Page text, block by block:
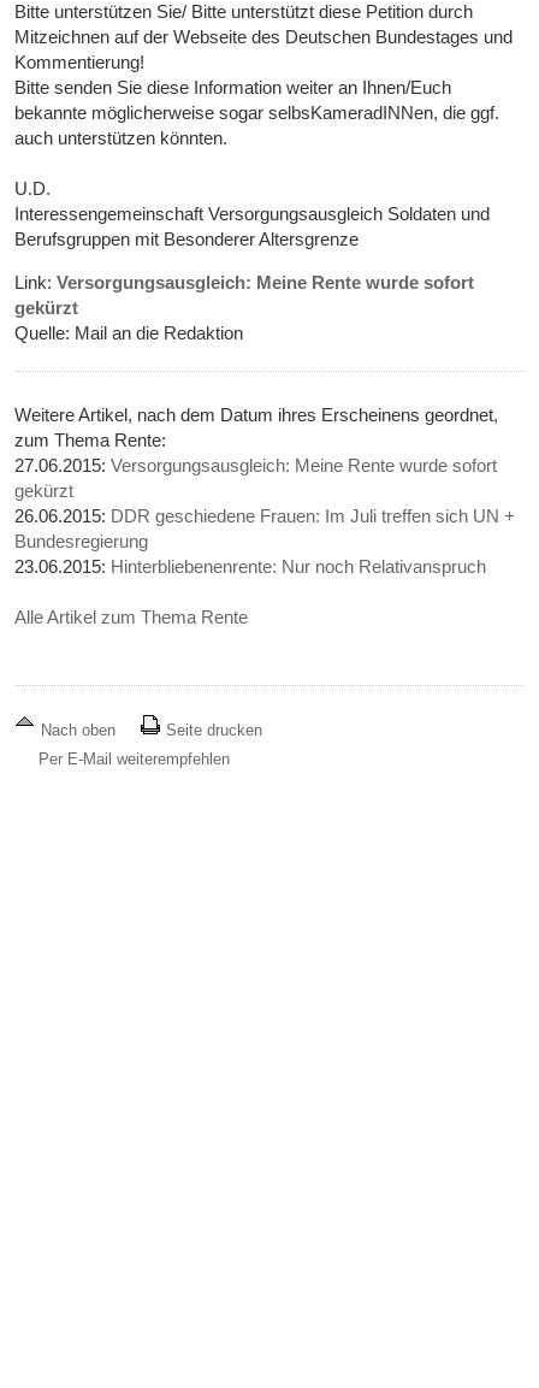
Bitte unterstützen Sie/ Bitte unterstützt diese Petition durch
Mitzeichnen auf der Webseite des Deutschen Bundestages und
Kommentierung!
Bitte senden Sie diese Information weiter an Ihnen/Euch
bekannte möglicherweise sogar selbsKameradINNen, die ggf.
auch unterstützen könnten.
U.D.
Interessengemeinschaft Versorgungsausgleich Soldaten und
Berufsgruppen mit Besonderer Altersgrenze
Link:Versorgungsausgleich: Meine Rente wurde sofort
gekürzt
Quelle: Mail an die Redaktion
Weitere Artikel, nach dem Datum ihres Erscheinens geordnet,
zum Thema Rente:
27.06.2015:Versorgungsausgleich: Meine Rente wurde sofort
gekürzt
26.06.2015: DDR geschiedene Frauen: Im Juli treffen sich UN +
Bundesregierung
23.06.2015: Hinterbliebenenrente: Nur noch Relativanspruch
Alle Artikel zum Thema Rente
Nach oben
Seite drucken
Per E-Mail weiterempfehlen